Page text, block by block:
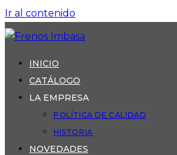
Ir al contenido
INICIO
CATÁLOGO
LA EMPRESA
POLÍTICA DE CALIDAD
HISTORIA
NOVEDADES